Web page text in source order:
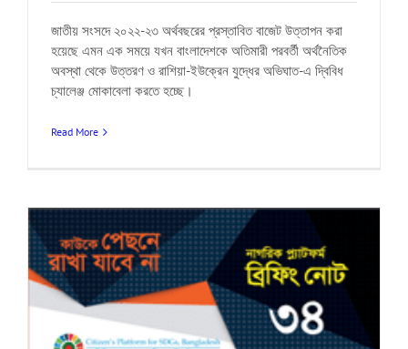
জাতীয় সংসদে ২০২২-২৩ অর্থবছরের প্রস্তাবিত বাজেট উত্তাপন করা
হয়েছে এমন এক সময়ে যখন বাংলাদেশকে অতিমারী পরবর্তী অর্থনৈতিক
অবস্থা থেকে উত্তরণ ও রাশিয়া-ইউক্রেন যুদ্ধের অভিঘাত-এ দ্বিবিধ
চ্যালেঞ্জ মোকাবেলা করতে হচ্ছে।
Read More